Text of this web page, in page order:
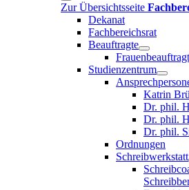
Zur Übersichtsseite
Dekanat
Fachbereichsrat
Beauftragte
Studienzentrum
Katrin
Dr. phil.
Dr. phil.
Dr. phil.
Ordnungen
Schreibwerkstatt